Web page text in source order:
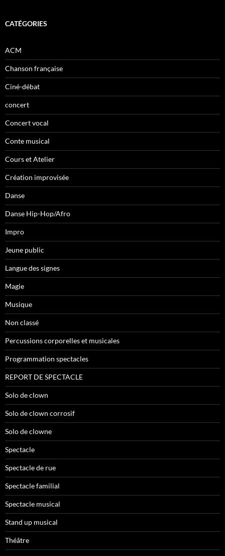
CATÉGORIES
ACM
Chanson française
Ciné-débat
concert
Concert vocal
Conte musical
Cours et Atelier
Création improvisée
Danse
Danse Hip-Hop/Afro
Impro
Jeune public
Langue des signes
Magie
Musique
Non classé
Percussions corporelles et musicales
Programmation spectacles
REPORT DE SPECTACLE
Solo de clown
Solo de clown corrosif
Solo de clowne
Spectacle
Spectacle de rue
Spectacle familial
Spectacle musical
Stand up musical
Théâtre